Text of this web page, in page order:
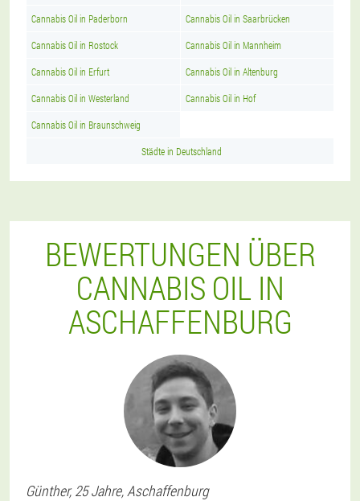
Cannabis Oil in Paderborn Cannabis Oil in Saarbrücken
Cannabis Oil in Rostock Cannabis Oil in Mannheim
Cannabis Oil in Erfurt Cannabis Oil in Altenburg
Cannabis Oil in Westerland Cannabis Oil in Hof
Cannabis Oil in Braunschweig
Städte in Deutschland
BEWERTUNGEN ÜBER
CANNABIS OIL IN
ASCHAFFENBURG
Günther, 25 Jahre,Aschaffenburg